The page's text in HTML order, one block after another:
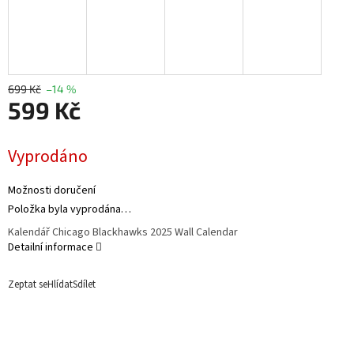
699 Kč –14 %
599 Kč
cena:
Vyprodáno
Možnosti doručení
Položka byla vyprodána…
Kalendář Chicago Blackhawks 2025 Wall Calendar
Detailní informace
Zeptat seHlídatSdílet